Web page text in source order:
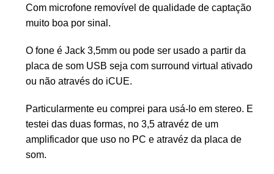
Com microfone removível de qualidade de captação
muito boa por sinal.
O fone é Jack 3,5mm ou pode ser usado a partir da
placa de som USB seja com surround virtual ativado
ou não através do iCUE.
Particularmente eu comprei para usá-lo em stereo. E
testei das duas formas, no 3,5 atravéz de um
amplificador que uso no PC e atravéz da placa de
som.